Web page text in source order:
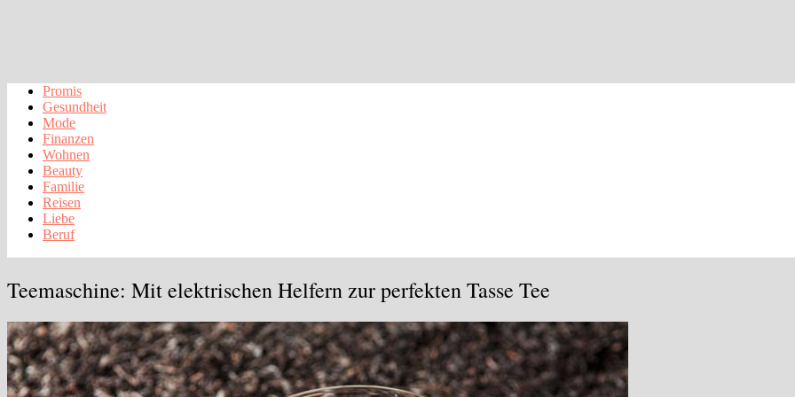
Promis
Gesundheit
Mode
Finanzen
Wohnen
Beauty
Familie
Reisen
Liebe
Beruf
Teemaschine: Mit elektrischen Helfern zur perfekten Tasse Tee